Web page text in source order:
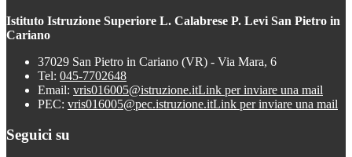
Istituto Istruzione Superiore L. Calabrese P. Levi San Pietro in
Cariano
37029 San Pietro in Cariano (VR) - Via Mara, 6
Tel: 045-7702648
Email: vris016005@istruzione.itLink per inviare una mail
PEC: vris016005@pec.istruzione.itLink per inviare una mail
Seguici su